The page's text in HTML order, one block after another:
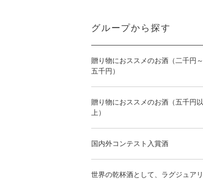
グループから探す
贈り物におススメのお酒（二千円～
五千円）
贈り物におススメのお酒（五千円以
上）
国内外コンテスト入賞酒
世界の乾杯酒として、ラグジュアリ